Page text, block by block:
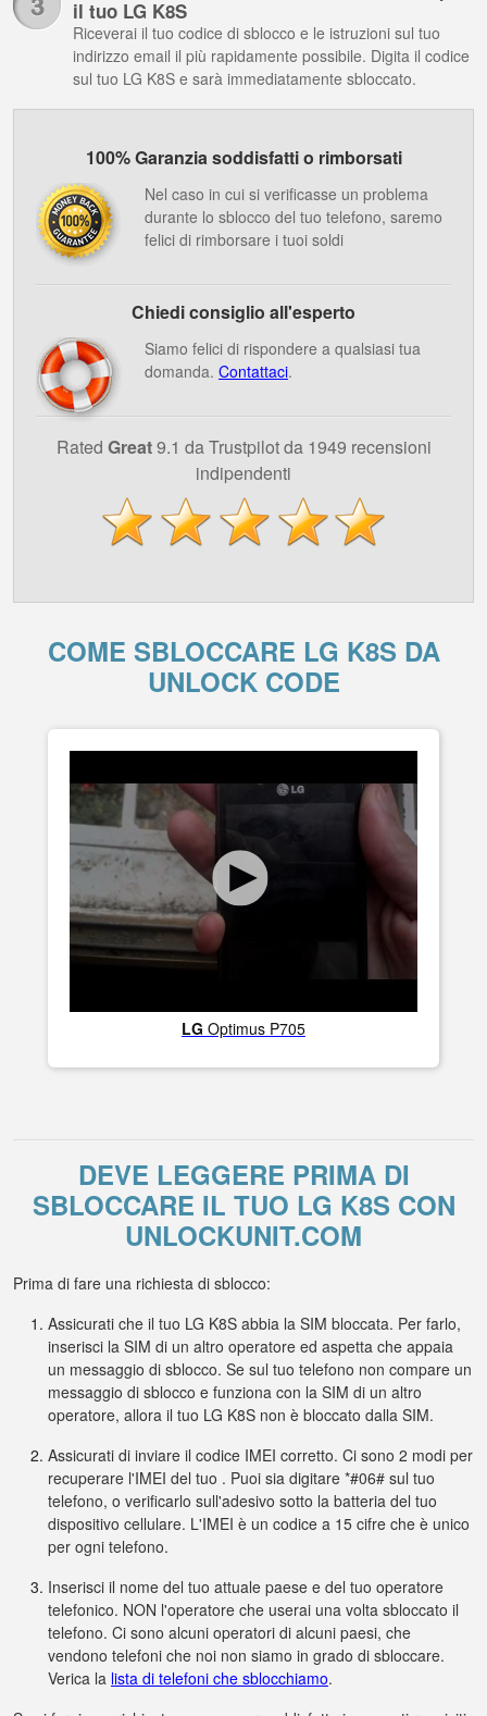
il tuo LG K8S
Riceverai il tuo codice di sblocco e le istruzioni sul tuo
indirizzo email il più rapidamente possibile. Digita il codice
sul tuo LG K8S e sarà immediatamente sbloccato.
100% Garanzia soddisfatti o rimborsati
Nel caso in cui si verificasse un problema
durante lo sblocco del tuo telefono, saremo
felici di rimborsare i tuoi soldi
Chiedi consiglio all'esperto
Siamo felici di rispondere a qualsiasi tua
domanda. Contattaci.
Rated Great9.1 da Trustpilot da 1949 recensioni
indipendenti
COME SBLOCCARE LG K8S DA
UNLOCK CODE
LG Optimus P705
DEVE LEGGERE PRIMA DI
SBLOCCARE IL TUO LG K8S CON
UNLOCKUNIT.COM
Prima di fare una richiesta di sblocco:
Assicurati che il tuo LG K8S abbia la SIM bloccata. Per farlo,
inserisci la SIM di un altro operatore ed aspetta che appaia
un messaggio di sblocco. Se sul tuo telefono non compare un
messaggio di sblocco e funziona con la SIM di un altro
operatore, allora il tuo LG K8S non è bloccato dalla SIM.
Assicurati di inviare il codice IMEI corretto. Ci sono 2 modi per
recuperare l'IMEI del tuo . Puoi sia digitare *#06# sul tuo
telefono, o verificarlo sull'adesivo sotto la batteria del tuo
dispositivo cellulare. L'IMEI è un codice a 15 cifre che è unico
per ogni telefono.
Inserisci il nome del tuo attuale paese e del tuo operatore
telefonico. NON l'operatore che userai una volta sbloccato il
telefono. Ci sono alcuni operatori di alcuni paesi, che
vendono telefoni che noi non siamo in grado di sbloccare.
Verica la lista di telefoni che sblocchiamo.